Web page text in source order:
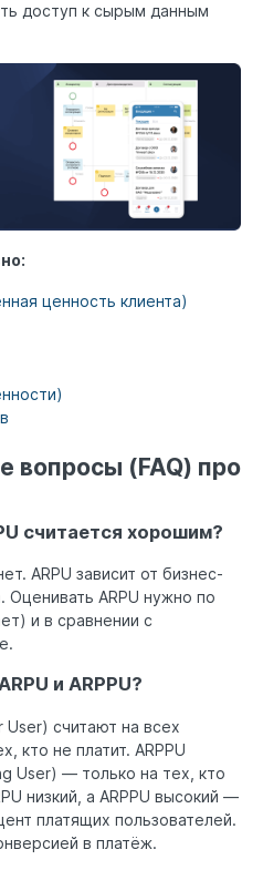
доступ к сырым данным
ценность клиента)
вопросы (FAQ) про
считается хорошим?
ARPU зависит от бизнес-
Оценивать ARPU нужно по
и в сравнении с
и ARPPU?
User) считают на всех
кто не платит. ARPPU
User) — только на тех, кто
низкий, а ARPPU высокий —
платящих пользователей.
в платёж.